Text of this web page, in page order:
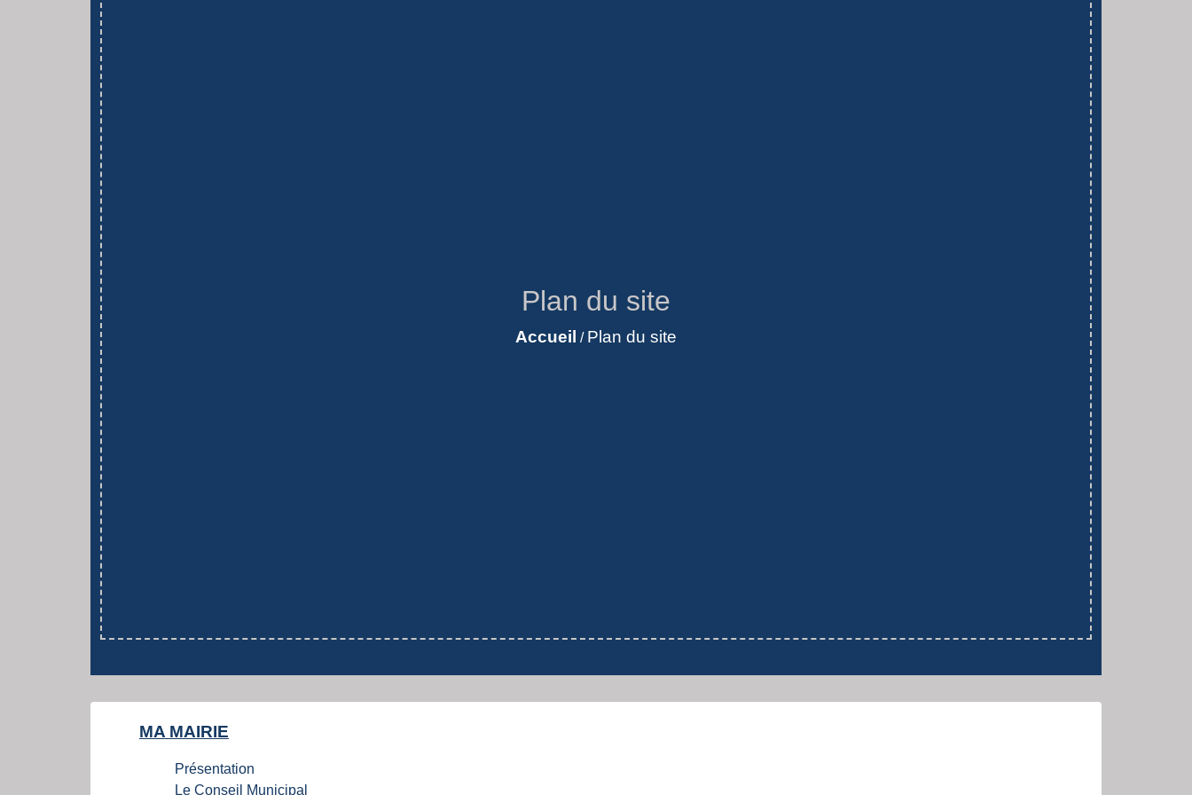
Plan du site
Accueil / Plan du site
MA MAIRIE
Présentation
Le Conseil Municipal